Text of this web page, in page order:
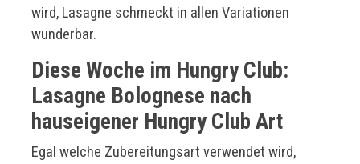
wird, Lasagne schmeckt in allen Variationen
wunderbar.
Diese Woche im Hungry Club:
Lasagne Bolognese nach
hauseigener Hungry Club Art
Egal welche Zubereitungsart verwendet wird,